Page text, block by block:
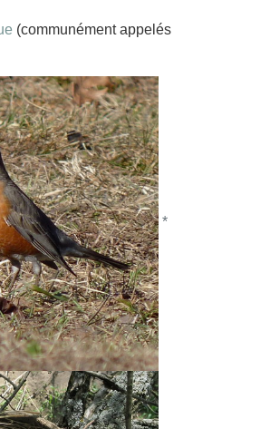
(communément appelés
*